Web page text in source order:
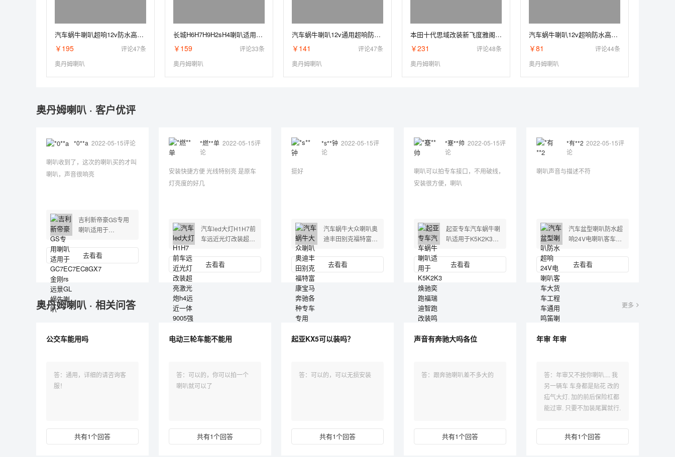
汽车蜗牛喇叭超响12v防水高低奔驰音通用双喇叭改装摩托车电瓶车
￥195
评论47条
奥丹姆喇叭
长城H6H7H9H2sH4喇叭适用于哈弗F5F7F7x专用汽车超响鸣笛蜗牛喇叭
￥159
评论33条
奥丹姆喇叭
汽车蜗牛喇叭12v通用超响防水奔驰高低音改装摩托车双音鸣笛喇叭
￥141
评论47条
奥丹姆喇叭
本田十代思域改装新飞度雅阁锋范哥瑞CRV汽车高低音蜗牛喇叭鸣笛
￥231
评论48条
奥丹姆喇叭
汽车蜗牛喇叭12v超响防水高低双音摩托车通用喇叭改装鸣笛喇叭
￥81
评论44条
奥丹姆喇叭
奥丹姆喇叭 · 客户优评
*0**a 2022-05-15评论
喇叭收到了，这次的喇叭买的才叫
喇叭，声音很响亮
吉利新帝豪GS专用
喇叭适用于
刚rs远景GL蜗牛喇叭
去看看
*燃**单 2022-05-15评
论
安装快捷方便 光线特别亮 是原车
灯亮度的好几
汽车led大灯H1H7前
车远近光灯改装超亮
9005强光
去看看
*s**钟 2022-05-15评
论
挺好
汽车蜗牛大众喇叭奥
迪丰田别克福特富康
用
去看看
*蹇**帅 2022-05-15评
论
喇叭可以拍专车接口，不用破线，
安装很方便，喇叭
起亚专车汽车蜗牛喇
叭适用于K5K2K3焕
装鸣笛
去看看
*有**2 2022-05-15评
论
喇叭声音与描述不符
汽车盆型喇叭防水超
响24V电喇叭客车大
喇叭
去看看
奥丹姆喇叭 · 相关问答 更多
公交车能用吗
答：通用，详细的请咨询客
服！
共有1个回答
电动三轮车能不能用
答：可以的，你可以拍一个
喇叭就可以了
共有1个回答
起亚KX5可以装吗？
答：可以的，可以无损安装
共有1个回答
声音有奔驰大吗各位
答：跟奔驰喇叭差不多大的
共有1个回答
年审 年审
答：年审又不按你喇叭.... 我
另一辆车 车身都是贴花 改的
疝气大灯. 加的前后保险杠都
能过审. 只要不加装尾翼就行.
共有1个回答